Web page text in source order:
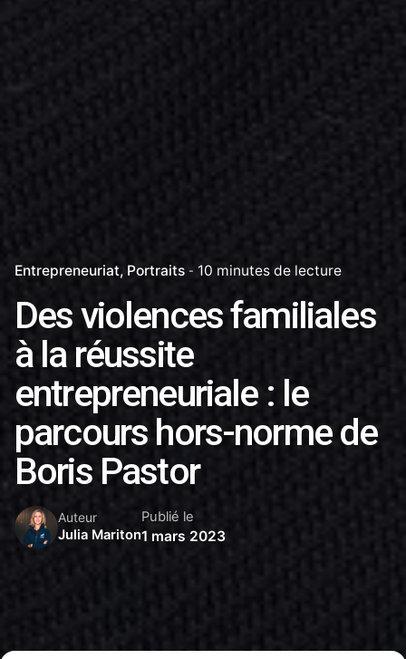
Entrepreneuriat Portraits 10 minutes de lecture
Des violences familiales
à la réussite
entrepreneuriale : le
parcours hors-norme de
Boris Pastor
Auteur
Julia Mariton
Publié le
1 mars 2023